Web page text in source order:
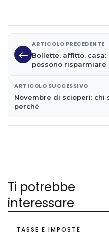
ARTICOLO PRECEDENTE
Bollette, affitto,
possono risparmiare
ARTICOLO SUCCESSIVO
Novembre di scioperi: chi
perché
Ti potrebbe
interessare
TASSE E IMPOSTE